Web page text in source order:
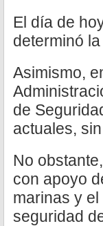
El día de
determinó
Asimismo,
de
actuales,
No
con apoyo
marinas y
seguridad